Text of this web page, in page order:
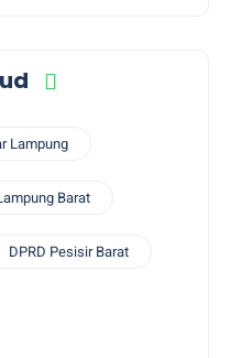
Lampung
Barat
DPRD Pesisir Barat